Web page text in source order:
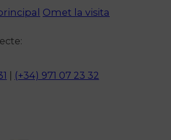
Omet la visita
(+34) 971 07 23 32